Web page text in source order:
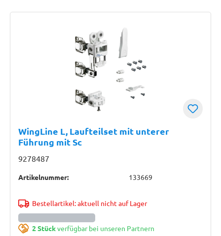
WingLine L, Laufteilset mit unterer
Führung mit Sc
9278487
Artikelnummer: 133669
Bestellartikel: aktuell nicht auf Lager
2 Stückverfügbar bei unseren Partnern